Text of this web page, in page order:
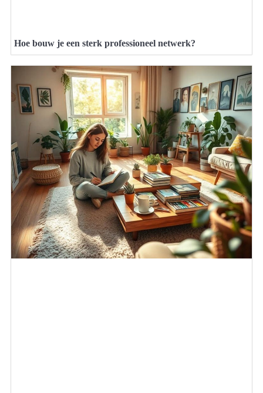
Hoe bouw je een sterk professioneel netwerk?